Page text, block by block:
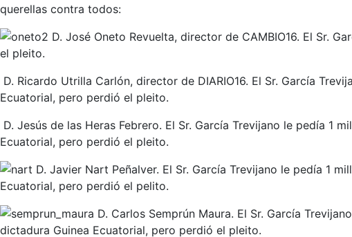
querellas contra todos:
D. José Oneto Revuelta, director de CAMBIO16. El Sr.
el pleito.
D. Ricardo Utrilla Carlón, director de DIARIO16. El Sr. García
Ecuatorial, pero perdió el pleito.
D. Jesús de las Heras Febrero. El Sr. García Trevijano le pedía 1
Ecuatorial, pero perdió el pleito.
D. Javier Nart Peñalver. El Sr. García Trevijano le pedía 1
Ecuatorial, pero perdió el pelito.
D. Carlos Semprún Maura. El Sr. García
dictadura Guinea Ecuatorial, pero perdió el pleito.